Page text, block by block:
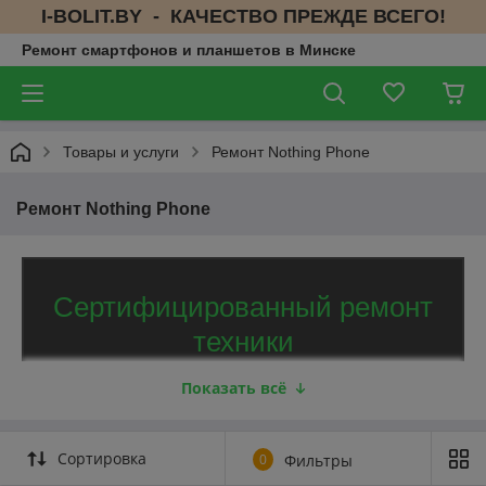
I-BOLIT.BY - КАЧЕСТВО ПРЕЖДЕ ВСЕГО!
Ремонт смартфонов и планшетов в Минске
Товары и услуги Ремонт Nothing Phone
Ремонт Nothing Phone
Сертифицированный ремонт
техники
Nothing Phone
Гарантия качества на все виды ремонтных услуг от
Показать всё
Сортировка 0 Фильтры